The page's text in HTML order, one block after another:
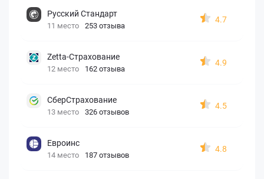
Русский Стандарт
11 место 253 отзыва
4.7
Zetta-Страхование
12 место 162 отзыва
4.9
СберСтрахование
13 место 326 отзывов
4.5
Евроинс
14 место 187 отзывов
4.8